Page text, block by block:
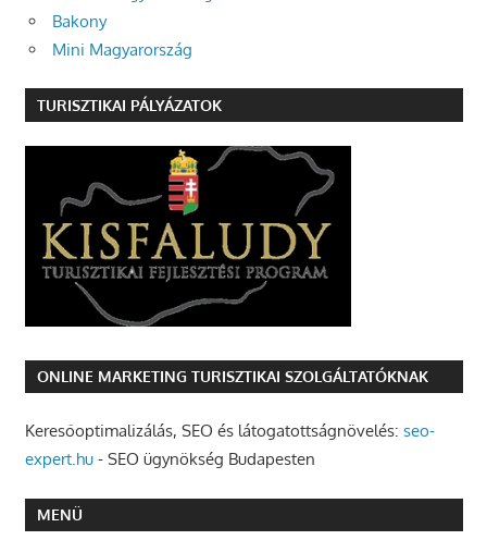
Bakony
Mini Magyarország
TURISZTIKAI PÁLYÁZATOK
ONLINE MARKETING TURISZTIKAI SZOLGÁLTATÓKNAK
Keresőoptimalizálás, SEO és látogatottságnövelés: seo-
expert.hu- SEO ügynökség Budapesten
MENÜ